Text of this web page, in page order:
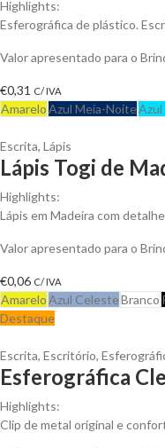
Highlights:
Esferográfica de plástico.
Valor apresentado para o
€0,31 C/ IVA
AmareloAzul Meia-NoiteAzul
Escrita, Lápis
Lápis Togi de
Highlights:
Lápis em Madeira com
Valor apresentado para o
€0,06 C/ IVA
AmareloAzul CelesteBranco
Destaque
Escrita, Escritório,
Esferográfica
Highlights:
Clip de metal original e